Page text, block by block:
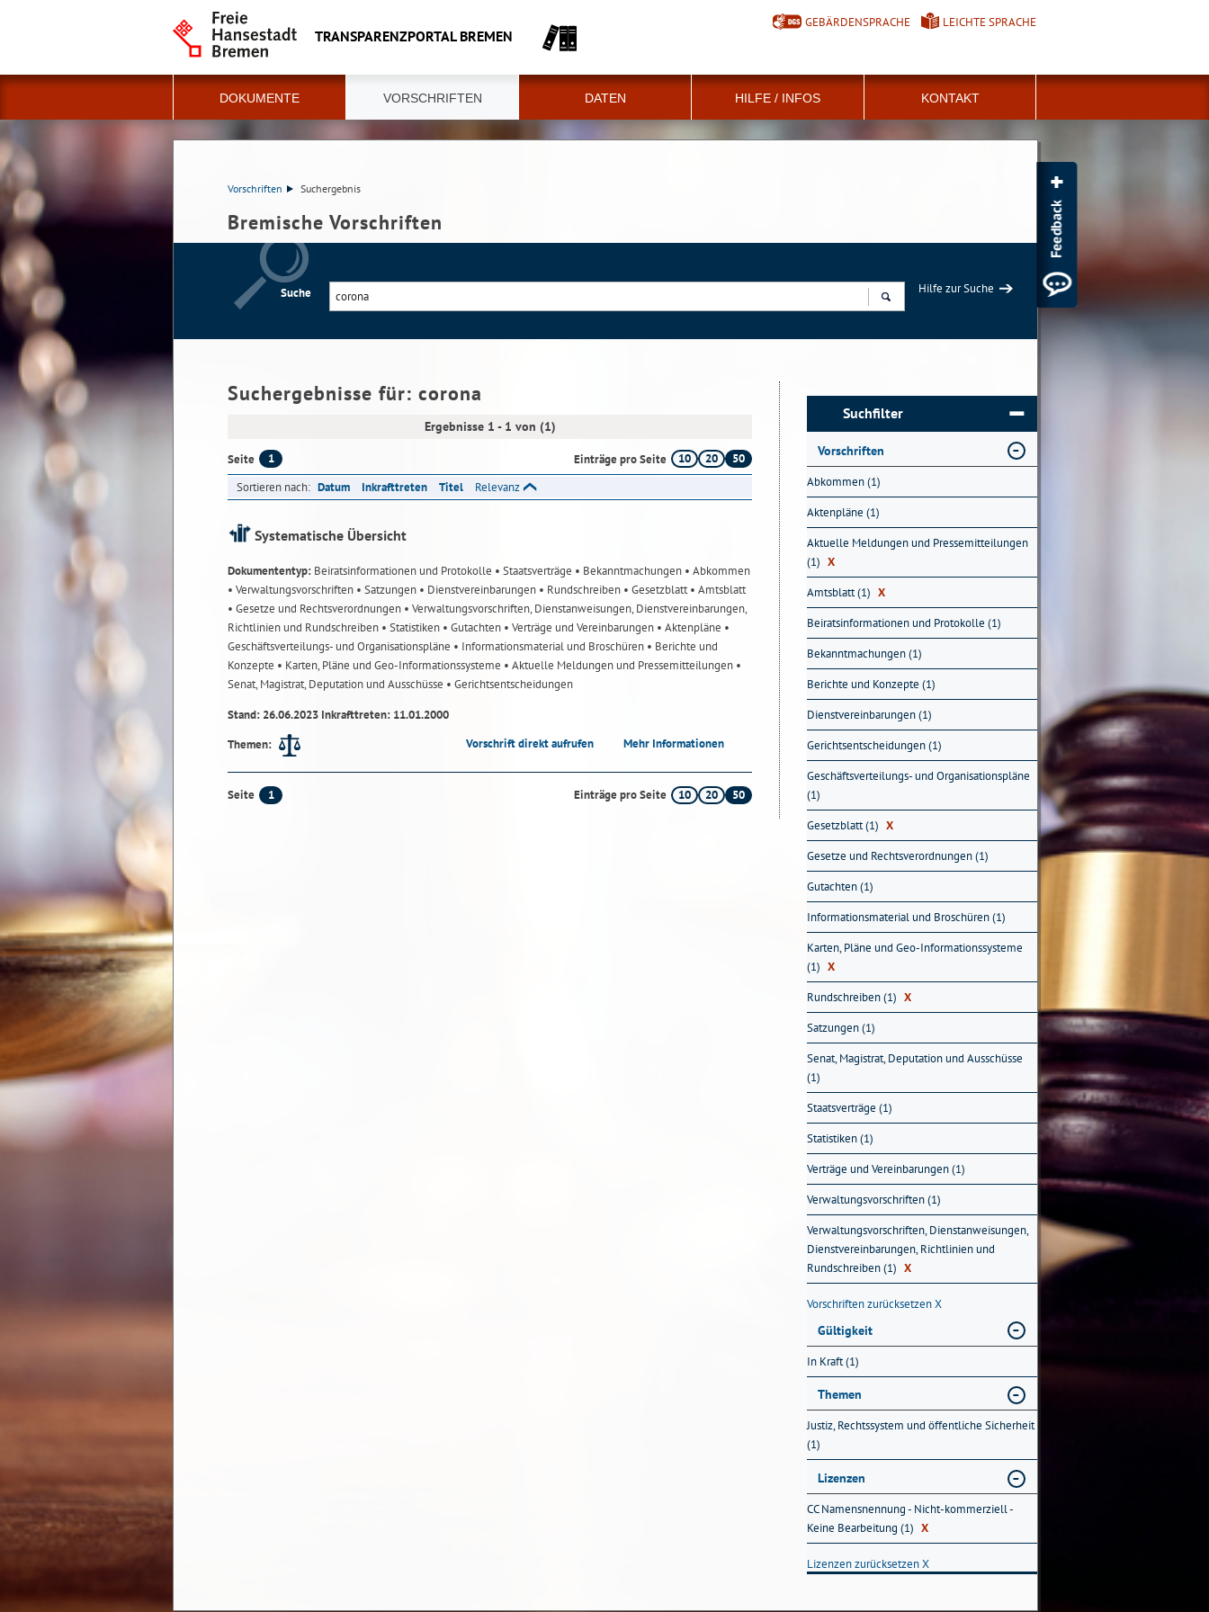
TRANSPARENZPORTAL BREMEN
GEBÄRDENSPRACHE LEICHTE SPRACHE
DOKUMENTE VORSCHRIFTEN DATEN HILFE / INFOS KONTAKT
Vorschriften Suchergebnis
Bremische Vorschriften
Suche
Hilfe zur Suche
Suchergebnisse für: corona
Ergebnisse 1 - 1 von (1)
Seite 1 Einträge pro Seite 10 20
50
Sortieren nach: Datum Inkrafttreten Titel Relevanz
Systematische Übersicht
Dokumententyp: Beiratsinformationen und Protokolle • Staatsverträge • Bekanntmachungen • Abkommen
• Verwaltungsvorschriften • Satzungen • Dienstvereinbarungen • Rundschreiben • Gesetzblatt• Amtsblatt
• Gesetze und Rechtsverordnungen • Verwaltungsvorschriften, Dienstanweisungen, Dienstvereinbarungen,
Richtlinien und Rundschreiben • Statistiken • Gutachten • Verträge und Vereinbarungen • Aktenpläne •
Geschäftsverteilungs- und Organisationspläne • Informationsmaterial und Broschüren • Berichte und
Konzepte • Karten, Pläne und Geo-Informationssysteme • Aktuelle Meldungen und Pressemitteilungen •
Senat, Magistrat, Deputation und Ausschüsse • Gerichtsentscheidungen
Stand: 26.06.2023 Inkrafttreten: 11.01.2000
Themen:
Vorschrift direkt aufrufen Mehr Informationen
Seite 1 Einträge pro Seite 10 20 50
Suchfilter
Vorschriften
Abkommen (1)
Aktenpläne (1)
Aktuelle Meldungen und Pressemitteilungen
(1) X
Amtsblatt (1) X
Beiratsinformationen und Protokolle (1)
Bekanntmachungen (1)
Berichte und Konzepte (1)
Dienstvereinbarungen (1)
Gerichtsentscheidungen (1)
Geschäftsverteilungs- und Organisationspläne
(1)
Gesetzblatt (1) X
Gesetze und Rechtsverordnungen (1)
Gutachten (1)
Informationsmaterial und Broschüren (1)
Karten, Pläne und Geo-Informationssysteme
(1) X
Rundschreiben (1) X
Satzungen (1)
Senat, Magistrat, Deputation und Ausschüsse
(1)
Staatsverträge (1)
Statistiken (1)
Verträge und Vereinbarungen (1)
Verwaltungsvorschriften (1)
Verwaltungsvorschriften, Dienstanweisungen,
Dienstvereinbarungen, Richtlinien und
Rundschreiben (1) X
Vorschriften zurücksetzenX
Gültigkeit
In Kraft (1)
Themen
Justiz, Rechtssystem und öffentliche Sicherheit
(1)
Lizenzen
CC Namensnennung - Nicht-kommerziell -
Keine Bearbeitung (1) X
Lizenzen zurücksetzenX